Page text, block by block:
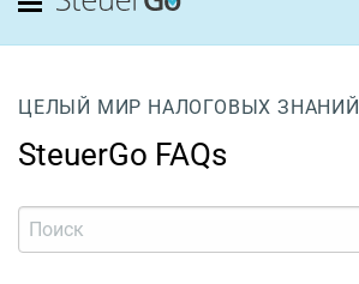
ЦЕЛЫЙ МИР НАЛОГОВЫХ ЗНАНИЙ
SteuerGo FAQs